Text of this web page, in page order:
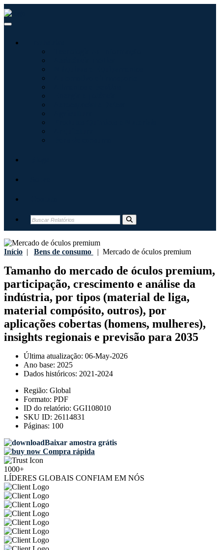
Início | Bens de consumo | Mercado de óculos premium
Tamanho do mercado de óculos premium,
participação, crescimento e análise da
indústria, por tipos (material de liga,
material compósito, outros), por
aplicações cobertas (homens, mulheres),
insights regionais e previsão para 2035
Última atualização: 06-May-2026
Ano base: 2025
Dados históricos: 2021-2024
Região: Global
Formato: PDF
ID do relatório: GGI108010
SKU ID: 26114831
Páginas: 100
Baixar amostra grátis
Compra rápida
1000+
LÍDERES GLOBAIS CONFIAM EM NÓS